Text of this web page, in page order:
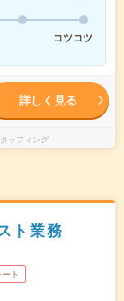
コツコツ
詳しく見る
ッフィング
ト業務
ト